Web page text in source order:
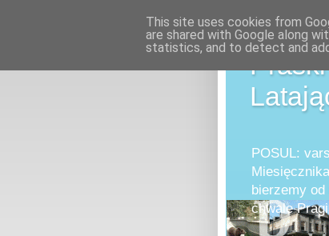
POSUL:
bierzemy
chwale
This site uses cookies from
are shared with Google along
statistics, and to detect and